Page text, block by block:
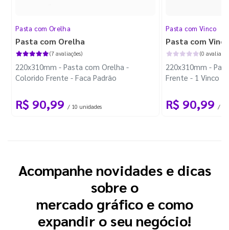
Pasta com Orelha
Pasta com Orelha
(7 avaliações)
220x310mm - Pasta com Orelha -
Colorido Frente - Faca Padrão
R$ 90,99 / 10 unidades
Pasta com Vinco
Pasta com Vinco
(0
220x310mm -
Frente - 1 Vinco
R$ 90,99 / 10
Acompanhe novidades e dicas
sobre o
mercado gráfico e como
expandir o seu negócio!